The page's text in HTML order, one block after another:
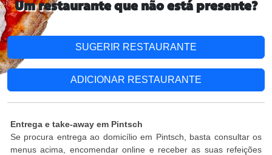
Um restaurante que não está presente?
SUGERIR RESTAURANTE
ADICIONAR RESTAURANTE
Entrega e take-away em Pintsch
Se procura entrega ao domicílio em Pintsch, basta consultar os
menus acima, encomendar online e receber as suas refeições